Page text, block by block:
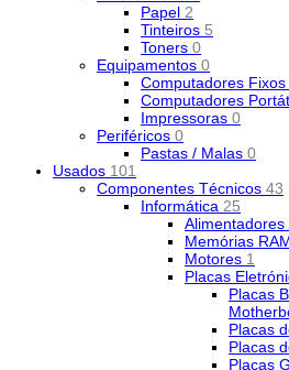
Papel 2
Tinteiros 5
Toners 0
Equipamentos 0
Computadores Fixos
Computadores
Impressoras 0
Periféricos 0
Pastas / Malas 0
Usados 101
Componentes Técnicos 43
Informática 25
Alimentadores
Memórias
Motores 1
Placas
Placas
Placas
Placas
Placas